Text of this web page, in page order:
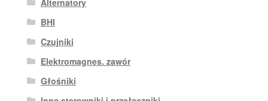
BHI
Czujniki
Elektromagnes. zawór
Głośniki